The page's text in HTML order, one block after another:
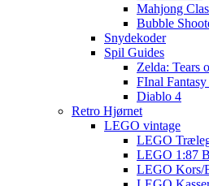
Mahjong
Bubble
Snydekoder
Spil Guides
Zelda: Tears
FInal
Diablo 4
Retro Hjørnet
LEGO vintage
LEGO
LEGO 1:87
LEGO Kors/